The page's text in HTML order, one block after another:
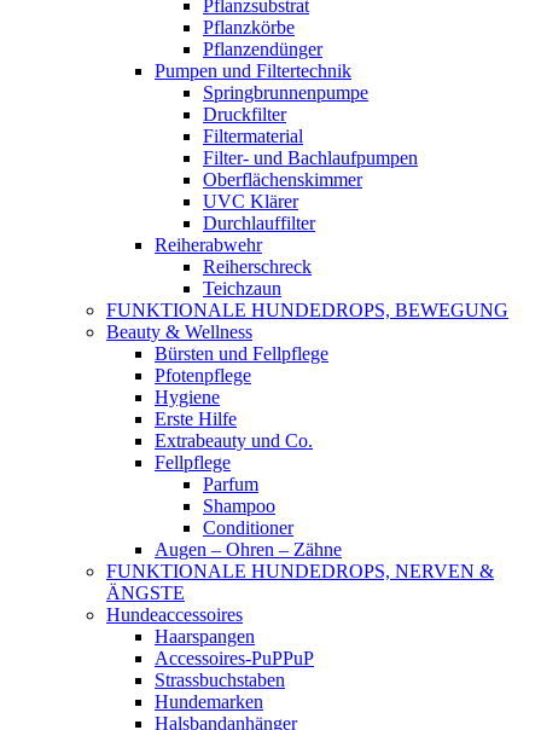
Pflanzsubstrat
Pflanzkörbe
Pflanzendünger
Pumpen und Filtertechnik
Springbrunnenpumpe
Druckfilter
Filtermaterial
Filter- und Bachlaufpumpen
Oberflächenskimmer
UVC Klärer
Durchlauffilter
Reiherabwehr
Reiherschreck
Teichzaun
FUNKTIONALE HUNDEDROPS, BEWEGUNG
Beauty & Wellness
Bürsten und Fellpflege
Pfotenpflege
Hygiene
Erste Hilfe
Extrabeauty und Co.
Fellpflege
Parfum
Shampoo
Conditioner
Augen – Ohren – Zähne
FUNKTIONALE HUNDEDROPS, NERVEN &
ÄNGSTE
Hundeaccessoires
Haarspangen
Accessoires-PuPPuP
Strassbuchstaben
Hundemarken
Halsbandanhänger